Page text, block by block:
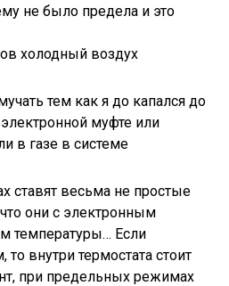
не было предела и это
холодный воздух
тем как я до капался до
муфте или
в газе в системе
ставят весьма не простые
они с электронным
температуры… Если
внутри термостата стоит
при предельных режимах